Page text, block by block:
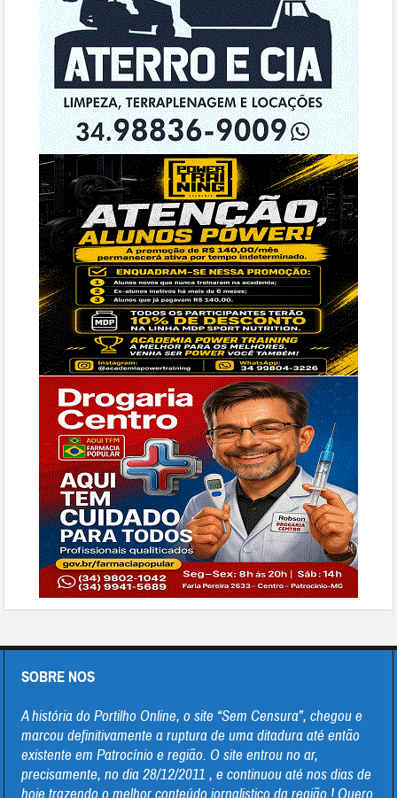
SOBRE NOS
A história do Portilho Online, o site “Sem Censura”, chegou e
marcou definitivamente a ruptura de uma ditadura até então
existente em Patrocínio e região. O site entrou no ar,
precisamente, no dia 28/12/2011 , e continuou até nos dias de